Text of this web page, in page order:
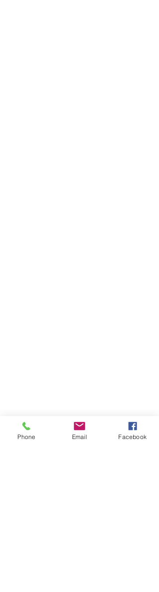
Phone Email Facebook